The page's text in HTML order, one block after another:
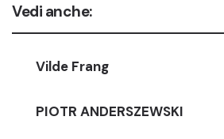
Vedi anche:
Vilde Frang
PIOTR ANDERSZEWSKI